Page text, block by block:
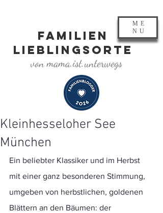
FAMILIEN
LIEBLINGSORTE
von mama.ist.unterwegs
ME
NU
Kleinhesseloher See
München
Ein beliebter Klassiker und im Herbst
mit einer ganz besonderen Stimmung,
umgeben von herbstlichen, goldenen
Blättern an den Bäumen: der